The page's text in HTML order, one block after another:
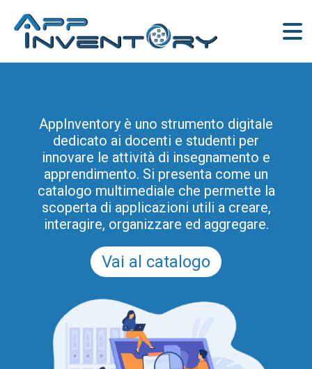
AppInventory è uno strumento digitale
dedicato ai docenti e studenti per
innovare le attività di insegnamento e
apprendimento. Si presenta come un
catalogo multimediale che permette la
scoperta di applicazioni utili a creare,
interagire, organizzare ed aggregare.
Vai al catalogo